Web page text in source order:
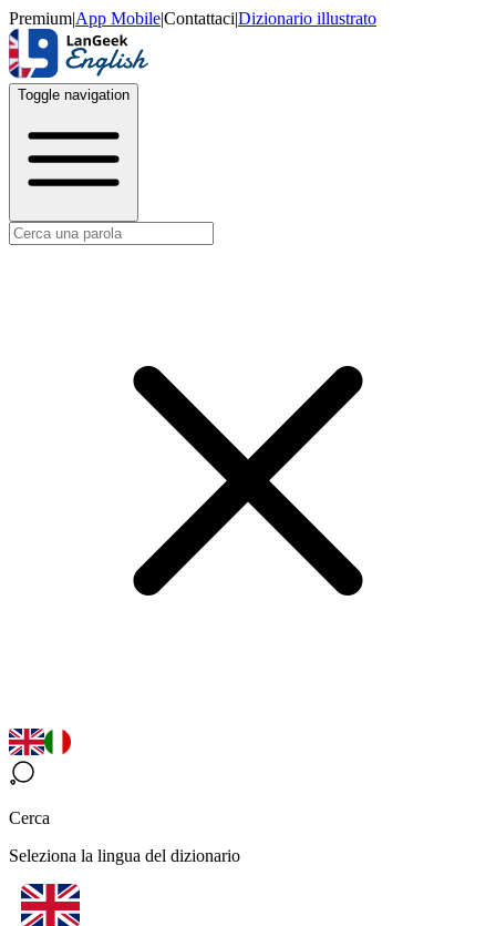
Premium|App Mobile|Contattaci|Dizionario illustrato
Toggle navigation
Cerca
Seleziona la lingua del dizionario